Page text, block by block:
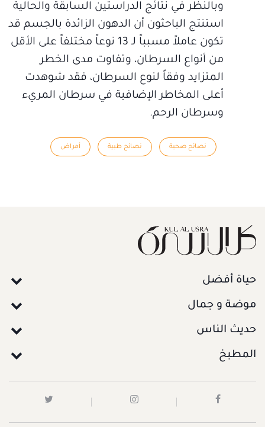
وبالنظر في نتائج الدراستين السابقة والحالية
استنتج الباحثون أن الدهون الزائدة بالجسم قد
تكون عاملاً مسبباً لـ 13 نوعاً مختلفاً على الأقل
من أنواع السرطان، وتفاوت مدى الخطر
المتزايد وفقاً لنوع السرطان، فقد شوهدت
أعلى المخاطر الإضافية في سرطان المريء
وسرطان الرحم.
نصائح صحية نصائح طبية أمراض
حياة أفضل
موضة و جمال
حديث الناس
المطبخ